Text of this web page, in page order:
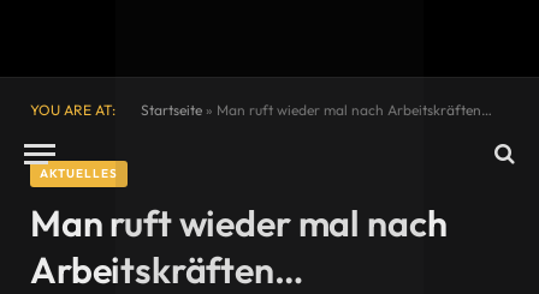
YOU ARE AT: Startseite » Man ruft wieder mal nach Arbeitskräften…
AKTUELLES
Man ruft wieder mal nach
Arbeitskräften…